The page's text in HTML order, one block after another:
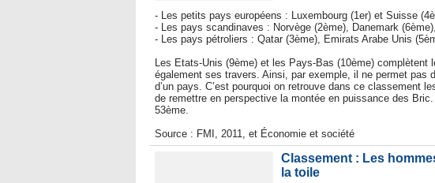
- Les petits pays européens : Luxembourg (1er) et Suisse
- Les pays scandinaves : Norvège (2ème), Danemark
- Les pays pétroliers : Qatar (3ème), Emirats Arabe Unis
Les Etats-Unis (9ème) et les Pays-Bas (10ème) complètent
également ses travers. Ainsi, par exemple, il ne permet pas
d’un pays. C’est pourquoi on retrouve dans ce classement
de remettre en perspective la montée en puissance des
53ème.
Source : FMI, 2011, et Économie et société
Classement : Les
la toile